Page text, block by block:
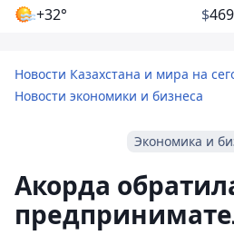
+32° $
Новости Казахстана и мира на
Новости экономики и бизнеса
Экономика и
Акорда